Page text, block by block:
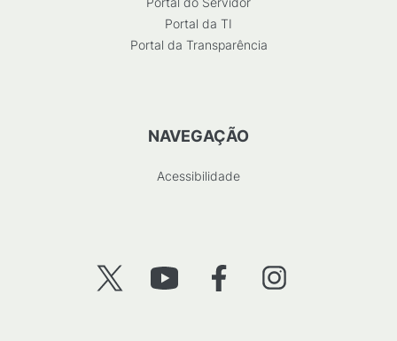
Portal da TI
Portal da Transparência
NAVEGAÇÃO
Acessibilidade